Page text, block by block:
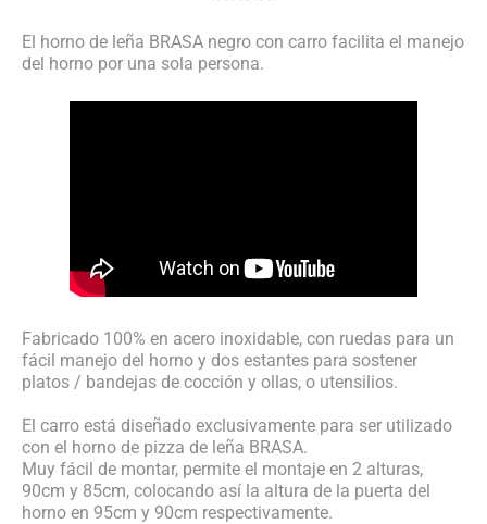
El horno de leña BRASA negro con carro facilita el manejo
del horno por una sola persona.
Fabricado 100% en acero inoxidable, con ruedas para un
fácil manejo del horno y dos estantes para sostener
platos / bandejas de cocción y ollas, o utensilios.
El carro está diseñado exclusivamente para ser utilizado
con el horno de pizza de leña BRASA.
Muy fácil de montar, permite el montaje en 2 alturas,
90cm y 85cm, colocando así la altura de la puerta del
horno en 95cm y 90cm respectivamente.